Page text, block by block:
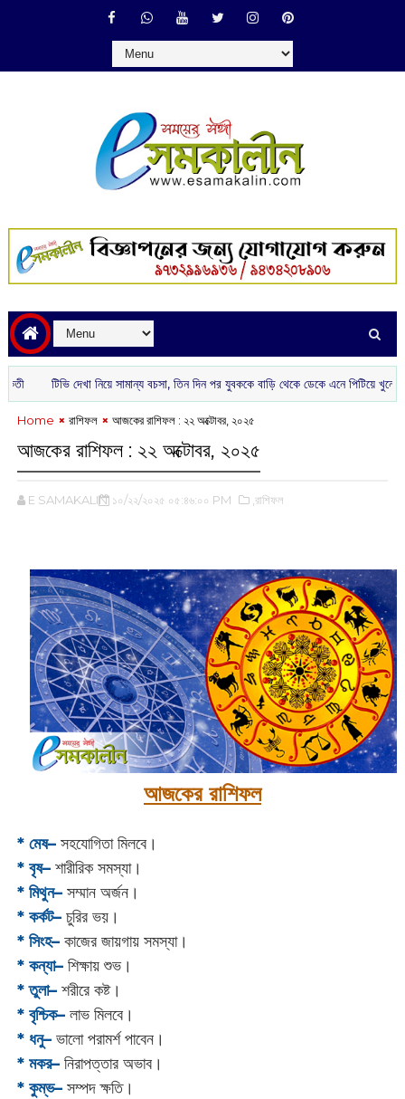
টিভি দেখা নিয়ে সামান্য বচসা, তিন দিন পর যুবককে বাড়ি থেকে ডেকে এনে পিটিয়ে খুনের
Home রাশিফল আজকের রাশিফল :‌ ২২ অক্টোবর, ২০২৫
আজকের রাশিফল :‌ ২২ অক্টোবর, ২০২৫
E SAMAKALIN ১০/২২/২০২৫ ০৫:৪৬:০০ PM ,রাশিফল
আজকের রাশিফল
* মেষ–সহযোগিতা মিলবে।
* বৃষ–শারীরিক সমস্যা।
* মিথুন–সম্মান অর্জন।
* কর্কট–চুরির ভয়।
* সিংহ–কাজের জায়গায় সমস্যা।
* কন্যা–শিক্ষায় শুভ।
* তুলা–শরীরে কষ্ট।
* বৃশ্চিক–লাভ মিলবে।
* ধনু–ভালো পরামর্শ পাবেন।
* মকর–নিরাপত্তার অভাব।‌
* কুম্ভ–সম্পদ ক্ষতি।